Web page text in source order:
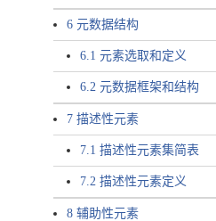
6 元数据结构
6.1 元素选取和定义
6.2 元数据框架和结构
7 描述性元素
7.1 描述性元素集简表
7.2 描述性元素定义
8 辅助性元素